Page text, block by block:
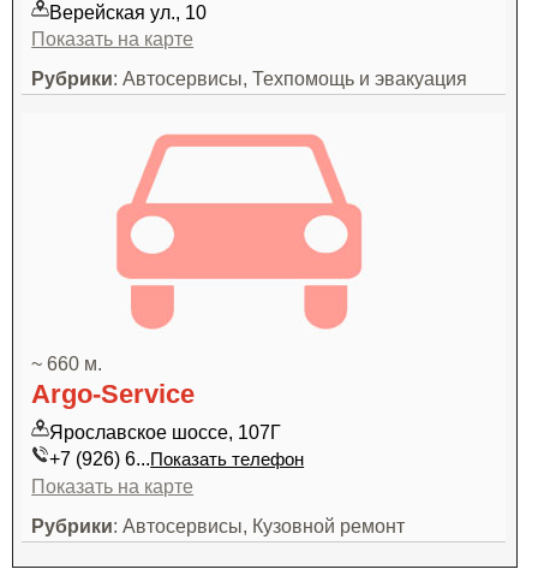
Верейская ул., 10
Показать на карте
Рубрики: Автосервисы, Техпомощь и эвакуация
~ 660 м.
Argo-Service
Ярославское шоссе, 107Г
+7 (926) 6...Показать телефон
Показать на карте
Рубрики: Автосервисы, Кузовной ремонт